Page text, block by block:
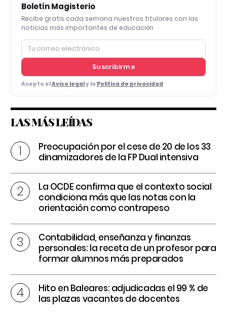
Boletín Magisterio
Recibe gratis cada semana nuestros titulares con las
noticias más importantes de educación
Suscribirme
Acepto elAviso legaly la Política de privacidad
LAS MÁS LEÍDAS
Preocupación por el cese de 20 de los 33
dinamizadores de la FP Dual intensiva
La OCDE confirma que el contexto social
condiciona más que las notas con la
orientación como contrapeso
Contabilidad, enseñanza y finanzas
personales: la receta de un profesor para
formar alumnos más preparados
Hito en Baleares: adjudicadas el 99 % de
las plazas vacantes de docentes